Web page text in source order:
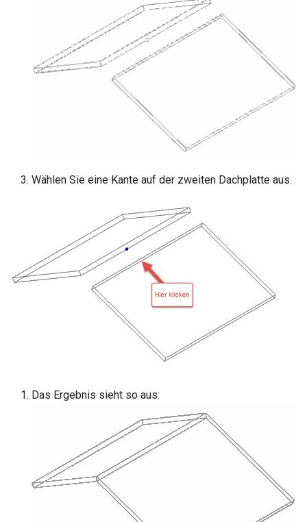
Wählen Sie eine Kante auf der zweiten Dachplatte aus.
Das Ergebnis sieht so aus: